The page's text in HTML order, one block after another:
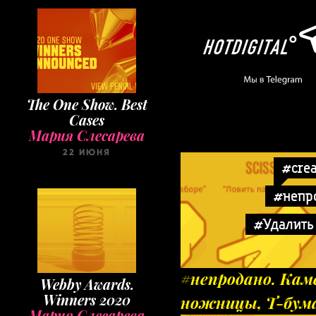
The One Show. Best
Cases
Мария Слесарева
22 ИЮНЯ
Webby Awards.
Winners 2020
#непродано.
ножницы, Т-